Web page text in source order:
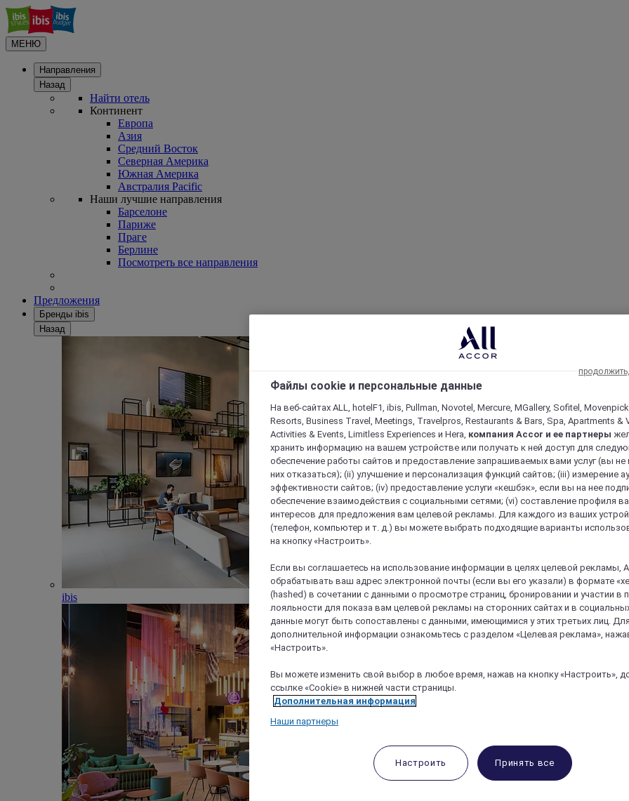
МЕНЮ
Направления
Назад
Найти отель
Континент
Европа
Азия
Средний Восток
Северная Америка
Южная Америка
Австралия Pacific
Наши лучшие направления
Барселоне
Париже
Праге
Берлине
Посмотреть все направления
Предложения
Бренды ibis
Назад
ibis
Файлы cookie и персональные данные
На веб-сайтах ALL, hotelF1, ibis, Pullman, Novotel, Mercure, MGallery, Sofitel,
Resorts, Business Travel, Meetings, Travelpros, Restaurants & Bars, Spa, Apartments &
Activities & Events, Limitless Experiences и Hera, компания Accor и ее партнеры
хранить информацию на вашем устройстве или получать к ней доступ для
обеспечение работы сайтов и предоставление запрашиваемых вами услуг (вы
них отказаться); (ii) улучшение и персонализация функций сайтов; (iii) измерение
эффективности сайтов; (iv) предоставление услуги «кешбэк», если вы на нее
обеспечение взаимодействия с социальными сетями; (vi) составление профиля
интересов для предложения вам целевой рекламы. Для каждого из ваших
(телефон, компьютер и т. д.) вы можете выбрать подходящие варианты
на кнопку «Настроить».
Если вы соглашаетесь на использование информации в целях целевой рекламы,
обрабатывать ваш адрес электронной почты (если вы его указали) в формате
(hashed) в сочетании с данными о просмотре страниц, бронировании и участии в
лояльности для показа вам целевой рекламы на сторонних сайтах и в
данные могут быть сопоставлены с данными, имеющимися у этих третьих лиц.
дополнительной информации ознакомьтесь с разделом «Целевая реклама»,
«Настроить».
Вы можете изменить свой выбор в любое время, нажав на кнопку «Настроить»,
ссылке «Cookie» в нижней части страницы.
Дополнительная информация
Наши партнеры
Настроить Принять все